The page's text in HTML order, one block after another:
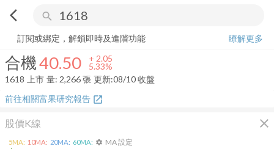
arrow_back_ios search
合機 40.50+ 5.33%
訂閱或綁定，解鎖即時及進階功能
瞭解更多
合機40.50 + 2.05
5.33%
1618
上市 量: 2,266張 更新:08/10 收盤
前往相關富果研究報告 open_in_new
股價K線 close
5MA: 10MA: 20MA: 60MA: settings MA 設定